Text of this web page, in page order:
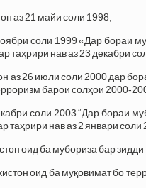
аз 21 майи соли 1998;
соли 1999 «Дар бораи
таҳрири нав аз 23 декабри
аз 26 июли соли 2000 дар
барои солҳои 2000-
соли 2003 “Дар бораи
таҳрири нав аз 2 январи соли
оид ба мубориза бар
оид ба муқовимат бо